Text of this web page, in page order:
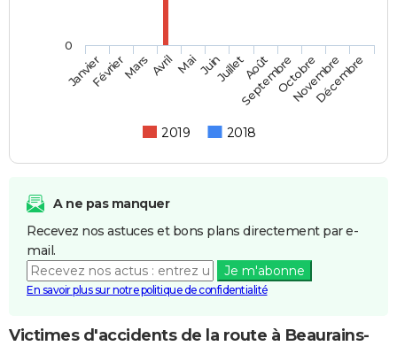
2019 2018
JanvierFévrierMars AvrilMaiJuinJuilletAoût
SeptembreOctobre
Novembre
Décembre
0
A ne pas manquer
Recevez nos astuces et bons plans directement par e-
mail.
Je m'abonne
En savoir plus sur notre politique de confidentialité
Victimes d'accidents de la route à Beaurains-